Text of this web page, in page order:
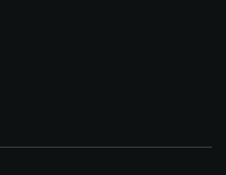
sono necessari